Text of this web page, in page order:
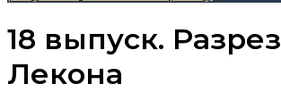
18 выпуск. Разрез
Лекона